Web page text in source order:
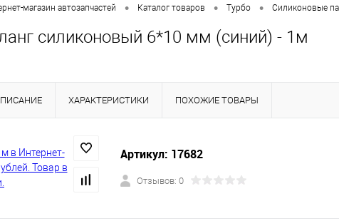
магазин автозапчастей • Каталог товаров • Турбо • Силиконовые
силиконовый 6*10 мм (синий) - 1м
ХАРАКТЕРИСТИКИ ПОХОЖИЕ ТОВАРЫ
Артикул: 17682
Отзывов: 0